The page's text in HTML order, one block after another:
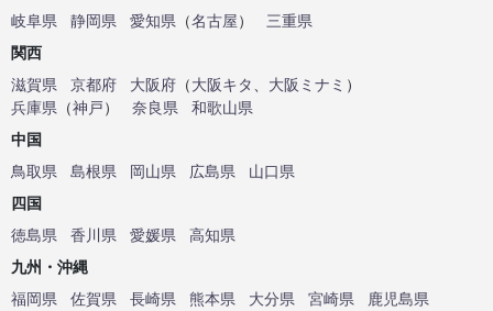
岐阜県
静岡県 愛知県 （名古屋）
三重県
関西
滋賀県
京都府 大阪府 （大阪キタ 大阪ミナミ ）
兵庫県 （神戸） 奈良県
和歌山県
中国
鳥取県
島根県 岡山県 広島県
山口県
四国
徳島県
香川県 愛媛県
高知県
九州・沖縄
福岡県
佐賀県 長崎県 熊本県 大分県 宮崎県
鹿児島県